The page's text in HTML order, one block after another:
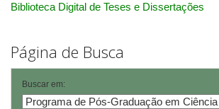
Biblioteca Digital de Teses e Dissertações
Página de Busca
Buscar em: